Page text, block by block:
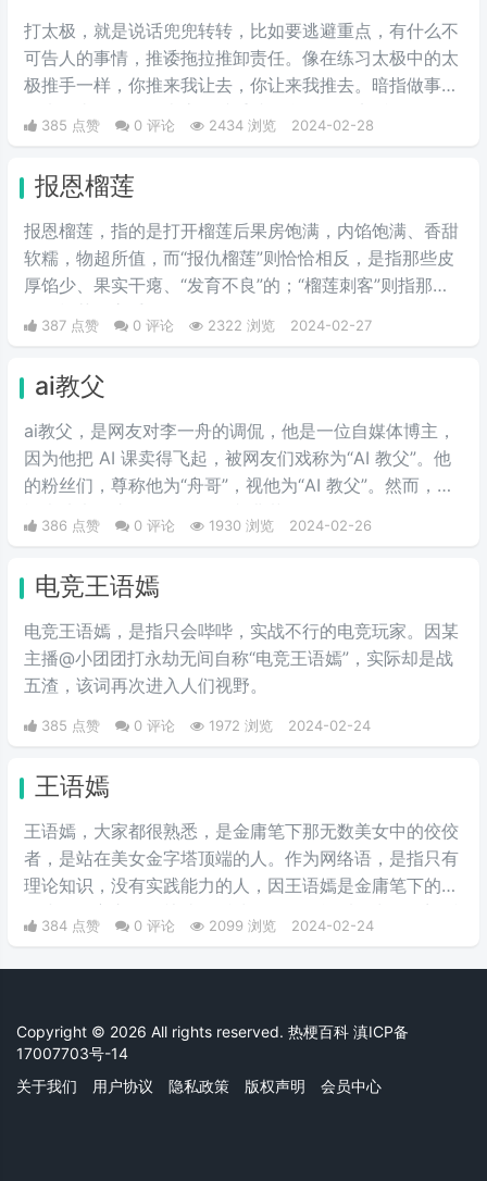
句“没梗可以不发”。
打太极，就是说话兜兜转转，比如要逃避重点，有什么不
可告人的事情，推诿拖拉推卸责任。像在练习太极中的太
极推手一样，你推来我让去，你让来我推去。暗指做事情
385 点赞 0 评论 2434 浏览 2024-02-28
报恩榴莲
报恩榴莲，指的是打开榴莲后果房饱满，内馅饱满、香甜
软糯，物超所值，而“报仇榴莲”则恰恰相反，是指那些皮
厚馅少、果实干瘪、“发育不良”的；“榴莲刺客”则指那些
387 点赞 0 评论 2322 浏览 2024-02-27
ai教父
ai教父，是网友对李一舟的调侃，他是一位自媒体博主，
因为他把 AI 课卖得飞起，被网友们戏称为“AI 教父”。他
的粉丝们，尊称他为“舟哥”，视他为“AI 教父”。然而，质
他的课程是“智商税”。
386 点赞 0 评论 1930 浏览 2024-02-26
电竞王语嫣
电竞王语嫣，是指只会哔哔，实战不行的电竞玩家。因某
主播@小团团打永劫无间自称“电竞王语嫣”，实际却是战
五渣，该词再次进入人们视野。
385 点赞 0 评论 1972 浏览 2024-02-24
王语嫣
王语嫣，大家都很熟悉，是金庸笔下那无数美女中的佼佼
者，是站在美女金字塔顶端的人。作为网络语，是指只有
理论知识，没有实践能力的人，因王语嫣是金庸笔下的武
的武功招式，是一位武学理论家，却完全不会武功，适合
纸上谈兵。如“说唱界王语嫣”，是指rapper《中国有嘻
践环节中的发挥却饱受争议，如"电竞王语嫣"是指只会哔
哔，实战不行的电竞玩家。
384 点赞 0 评论 2099 浏览 2024-02-24
Copyright © 2026 All rights reserved. 热梗百科 滇ICP备
17007703号-14
关于我们
用户协议 隐私政策 版权声明 会员中心